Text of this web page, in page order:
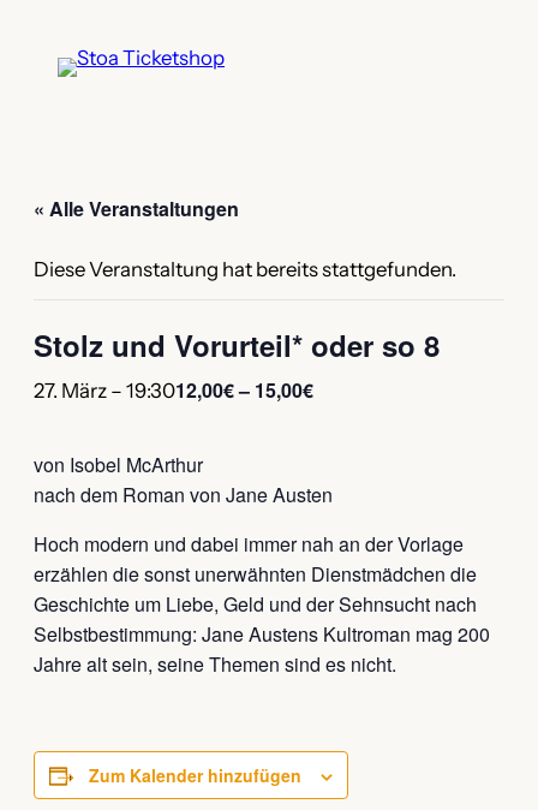
« Alle Veranstaltungen
Diese Veranstaltung hat bereits stattgefunden.
Stolz und Vorurteil* oder so 8
27. März – 19:3012,00€ – 15,00€
von Isobel McArthur
nach dem Roman von Jane Austen
Hoch modern und dabei immer nah an der Vorlage
erzählen die sonst unerwähnten Dienstmädchen die
Geschichte um Liebe, Geld und der Sehnsucht nach
Selbstbestimmung: Jane Austens Kultroman mag 200
Jahre alt sein, seine Themen sind es nicht.
Zum Kalender hinzufügen